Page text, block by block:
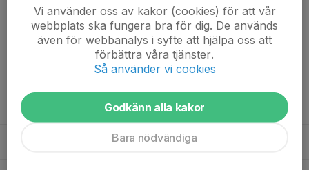
81. Sebastian Hansen
82. Jesper Jutwreten
83. Markus Svedereud
88. Hampus Hammarberg
Vi använder oss av kakor (cookies) för att vår
webbplats ska fungera bra för dig. De används
även för webbanalys i syfte att hjälpa oss att
förbättra våra tjänster.
Så använder vi cookies
Godkänn alla kakor
Bara nödvändiga